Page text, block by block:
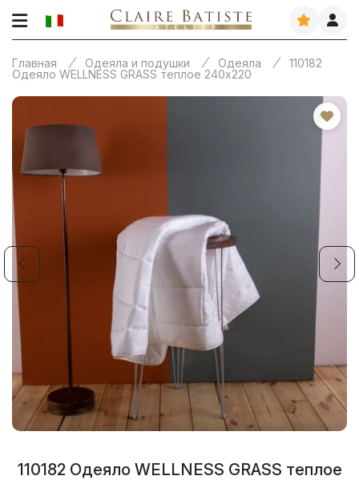
Главная Одеяла и подушки Одеяла
110182
Одеяло WELLNESS GRASS теплое 240х220
110182 Одеяло WELLNESS GRASS теплое